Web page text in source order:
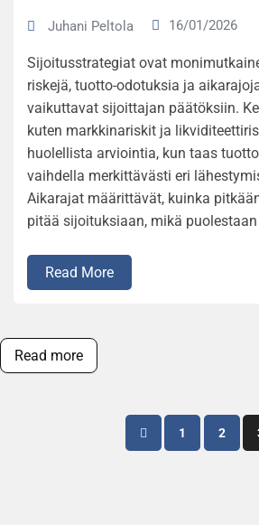
Juhani Peltola 16/01/2026
Sijoitusstrategiat ovat
riskejä, tuotto-odotuksia ja
vaikuttavat sijoittajan päätöksiin.
kuten markkinariskit ja
huolellista arviointia, kun taas
vaihdella merkittävästi eri
Aikarajat määrittävät, kuinka
pitää sijoituksiaan, mikä
Read More
Read more
1 2